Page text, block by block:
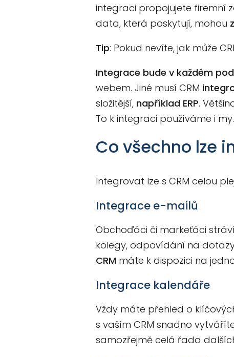
integraci propojujete firemní
data, která poskytují, mohou
Tip: Pokud nevíte, jak může
Integrace bude v každém
webem. Jiné musí CRM
složitější, například ERP.
To k integraci používáme i my.
Co všechno lze
Integrovat lze s CRM celou
Integrace e-mailů
Obchoďáci či markeťáci
kolegy, odpovídání na
CRM máte k dispozici na
Integrace kalendáře
Vždy máte přehled o
s vaším CRM snadno
samozřejmě celá řada